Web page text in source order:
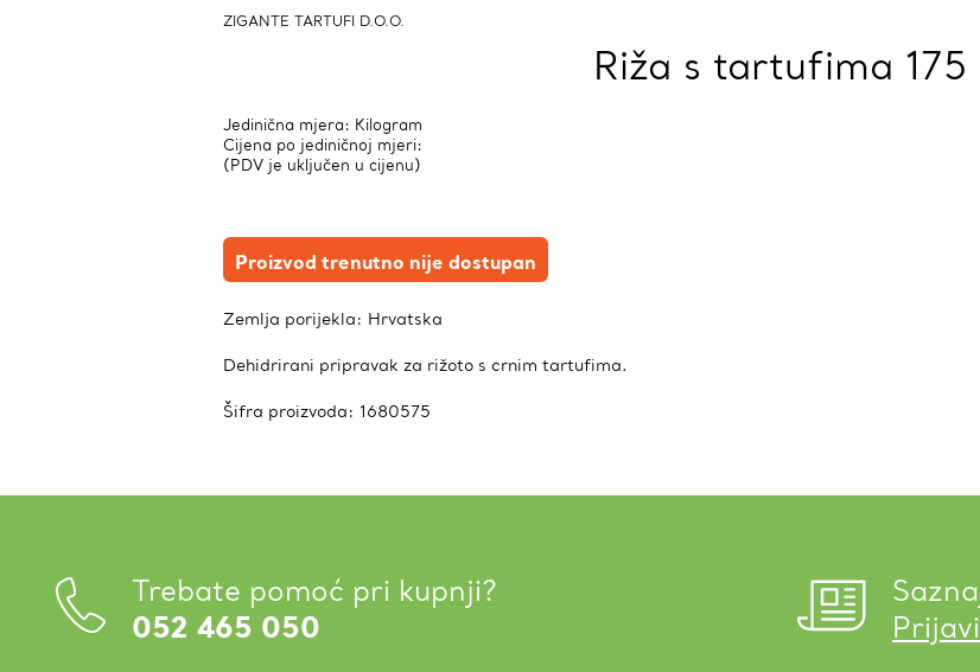
ZIGANTE TARTUFI D.O.O.
Riža s tartufima 175
Jedinična mjera: Kilogram
Cijena po jediničnoj mjeri:
(PDV je uključen u cijenu)
Proizvod trenutno nije dostupan
Zemlja porijekla: Hrvatska
Dehidrirani pripravak za rižoto s crnim tartufima.
Šifra proizvoda: 1680575
Trebate pomoć pri kupnji?
052 465 050